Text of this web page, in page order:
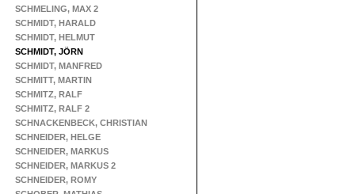
SCHMELING, MAX 2
SCHMIDT, HARALD
SCHMIDT, HELMUT
SCHMIDT, JÖRN
SCHMIDT, MANFRED
SCHMITT, MARTIN
SCHMITZ, RALF
SCHMITZ, RALF 2
SCHNACKENBECK, CHRISTIAN
SCHNEIDER, HELGE
SCHNEIDER, MARKUS
SCHNEIDER, MARKUS 2
SCHNEIDER, ROMY